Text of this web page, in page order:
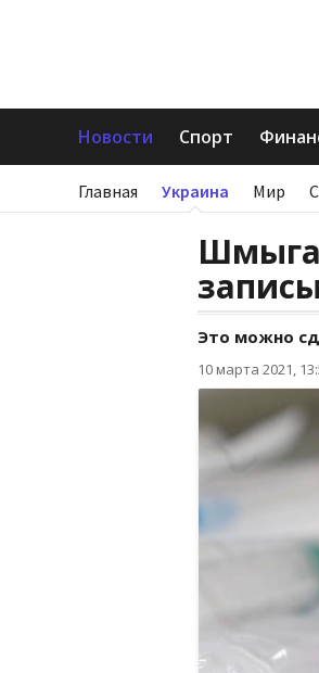
Новости Спорт
Главная Украина Мир
Это можно
10 марта 2021,